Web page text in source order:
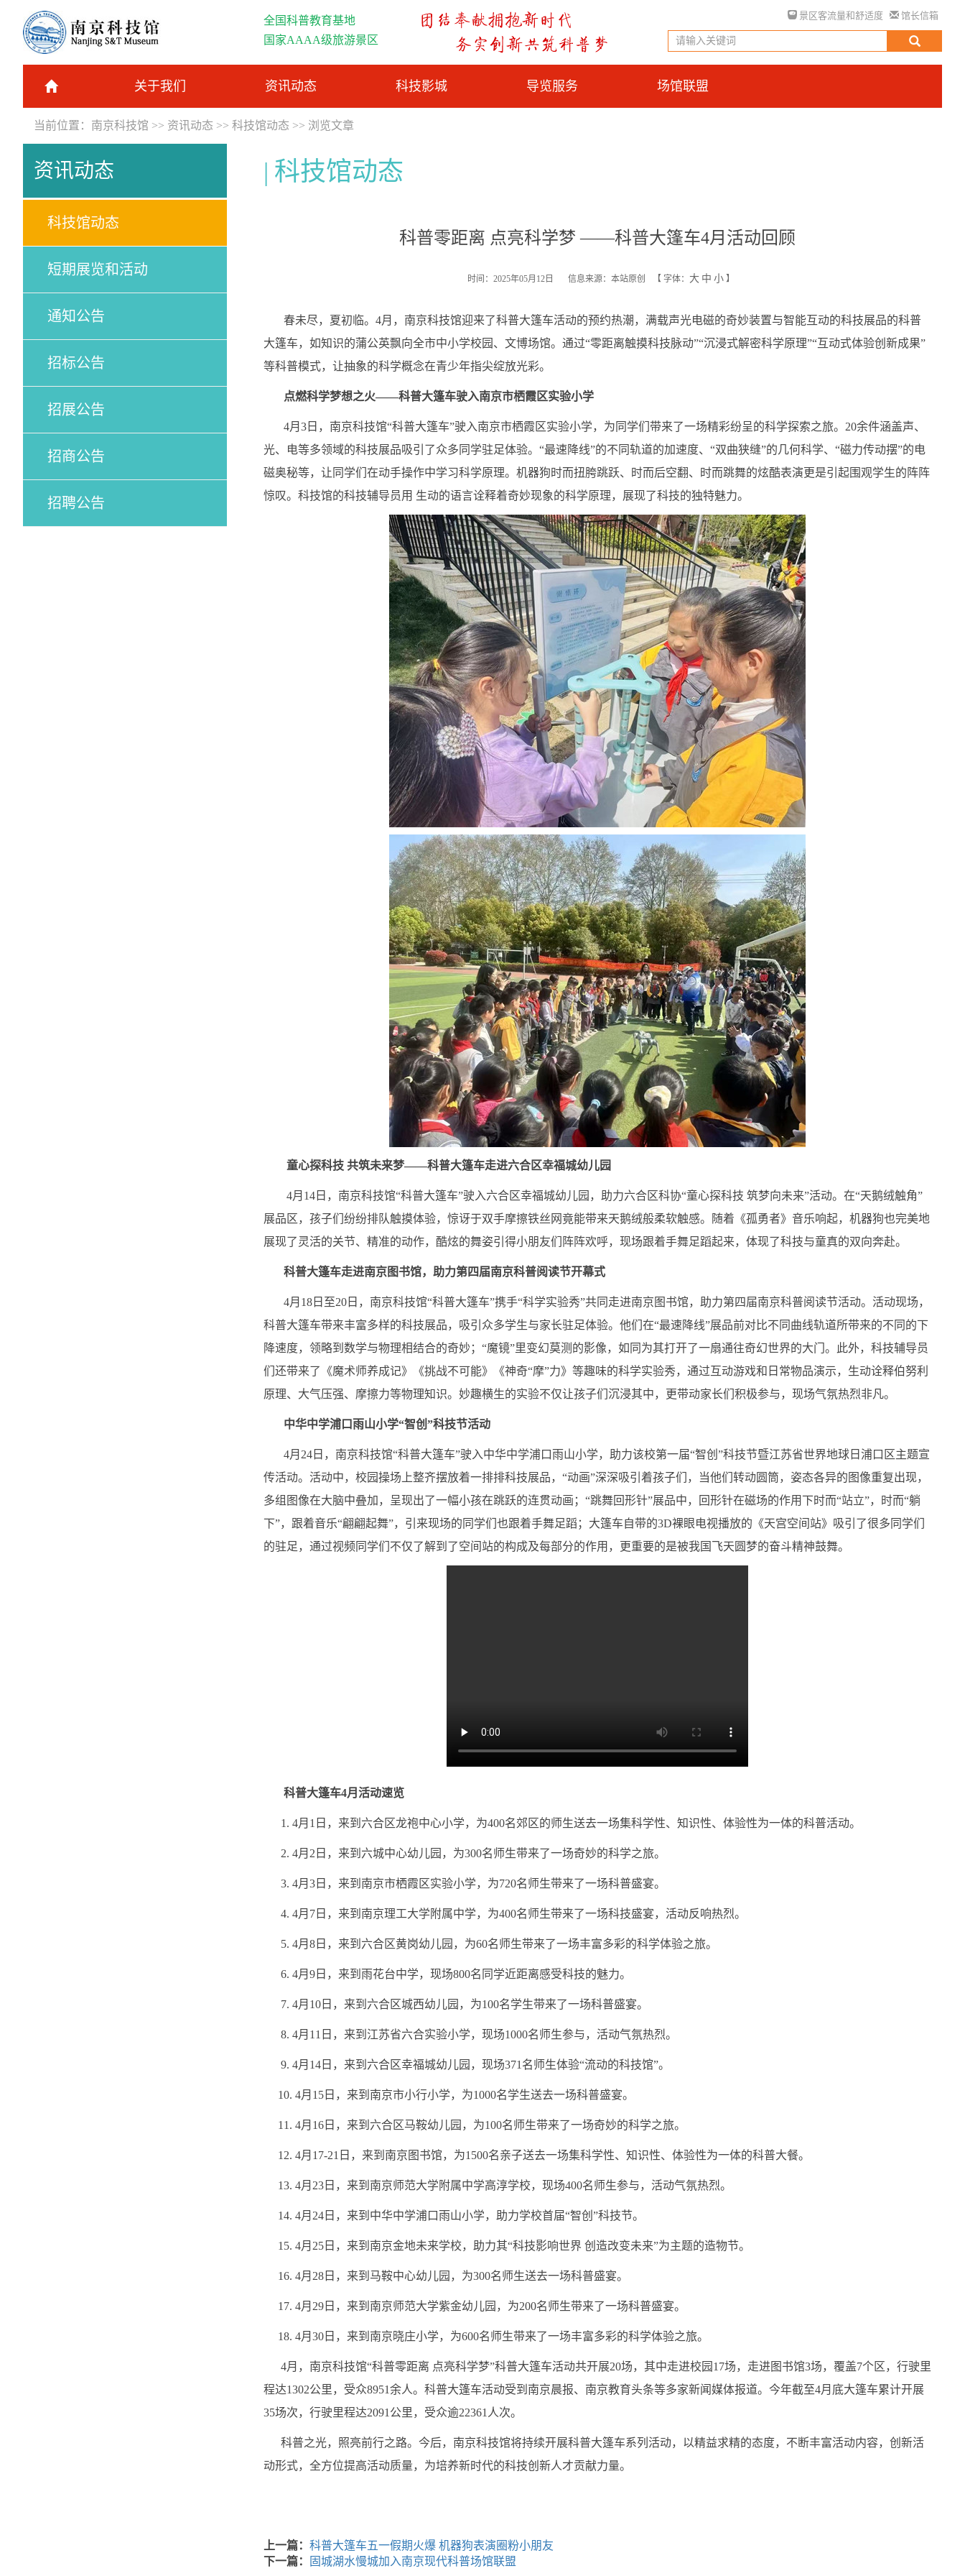
全国科普教育基地
国家AAAA级旅游景区
景区客流量和舒适度 馆长信箱
关于我们 资讯动态 科技影城 导览服务 场馆联盟
当前位置： 南京科技馆 >> 资讯动态 >> 科技馆动态 >> 浏览文章
资讯动态
科技馆动态
短期展览和活动
通知公告
招标公告
招展公告
招商公告
招聘公告
科技馆动态
科普零距离 点亮科学梦 ——科普大篷车4月活动回顾
时间：2025年05月12日 信息来源：本站原创 【 字体： 大 中 小 】
春未尽，夏初临。4月，南京科技馆迎来了科普大篷车活动的预约热潮，满载声光电磁的奇妙装置与智能互动的科技展品的科普
大篷车，如知识的蒲公英飘向全市中小学校园、文博场馆。通过“零距离触摸科技脉动”“沉浸式解密科学原理”“互动式体验创新成果”
等科普模式，让抽象的科学概念在青少年指尖绽放光彩。
点燃科学梦想之火——科普大篷车驶入南京市栖霞区实验小学
4月3日，南京科技馆“科普大篷车”驶入南京市栖霞区实验小学，为同学们带来了一场精彩纷呈的科学探索之旅。20余件涵盖声、
光、电等多领域的科技展品吸引了众多同学驻足体验。“最速降线”的不同轨道的加速度、“双曲狭缝”的几何科学、“磁力传动摆”的电
磁奥秘等，让同学们在动手操作中学习科学原理。机器狗时而扭胯跳跃、时而后空翻、时而跳舞的炫酷表演更是引起围观学生的阵阵
惊叹。科技馆的科技辅导员用 生动的语言诠释着奇妙现象的科学原理，展现了科技的独特魅力。
童心探科技 共筑未来梦——科普大篷车走进六合区幸福城幼儿园
4月14日，南京科技馆“科普大篷车”驶入六合区幸福城幼儿园，助力六合区科协“童心探科技 筑梦向未来”活动。在“天鹅绒触角”
展品区，孩子们纷纷排队触摸体验，惊讶于双手摩擦铁丝网竟能带来天鹅绒般柔软触感。随着《孤勇者》音乐响起，机器狗也完美地
展现了灵活的关节、精准的动作，酷炫的舞姿引得小朋友们阵阵欢呼，现场跟着手舞足蹈起来，体现了科技与童真的双向奔赴。
科普大篷车走进南京图书馆，助力第四届南京科普阅读节开幕式
4月18日至20日，南京科技馆“科普大篷车”携手“科学实验秀”共同走进南京图书馆，助力第四届南京科普阅读节活动。活动现场，
科普大篷车带来丰富多样的科技展品，吸引众多学生与家长驻足体验。他们在“最速降线”展品前对比不同曲线轨道所带来的不同的下
降速度，领略到数学与物理相结合的奇妙；“魔镜”里变幻莫测的影像，如同为其打开了一扇通往奇幻世界的大门。此外，科技辅导员
们还带来了《魔术师养成记》《挑战不可能》《神奇“摩”力》等趣味的科学实验秀，通过互动游戏和日常物品演示，生动诠释伯努利
原理、大气压强、摩擦力等物理知识。妙趣横生的实验不仅让孩子们沉浸其中，更带动家长们积极参与，现场气氛热烈非凡。
中华中学浦口雨山小学“智创”科技节活动
4月24日，南京科技馆“科普大篷车”驶入中华中学浦口雨山小学，助力该校第一届“智创”科技节暨江苏省世界地球日浦口区主题宣
传活动。活动中，校园操场上整齐摆放着一排排科技展品，“动画”深深吸引着孩子们，当他们转动圆筒，姿态各异的图像重复出现，
多组图像在大脑中叠加，呈现出了一幅小孩在跳跃的连贯动画；“跳舞回形针”展品中，回形针在磁场的作用下时而“站立”，时而“躺
下”，跟着音乐“翩翩起舞”，引来现场的同学们也跟着手舞足蹈；大篷车自带的3D裸眼电视播放的《天宫空间站》吸引了很多同学们
的驻足，通过视频同学们不仅了解到了空间站的构成及每部分的作用，更重要的是被我国飞天圆梦的奋斗精神鼓舞。
科普大篷车4月活动速览
1. 4月1日，来到六合区龙袍中心小学，为400名郊区的师生送去一场集科学性、知识性、体验性为一体的科普活动。
2. 4月2日，来到六城中心幼儿园，为300名师生带来了一场奇妙的科学之旅。
3. 4月3日，来到南京市栖霞区实验小学，为720名师生带来了一场科普盛宴。
4. 4月7日，来到南京理工大学附属中学，为400名师生带来了一场科技盛宴，活动反响热烈。
5. 4月8日，来到六合区黄岗幼儿园，为60名师生带来了一场丰富多彩的科学体验之旅。
6. 4月9日，来到雨花台中学，现场800名同学近距离感受科技的魅力。
7. 4月10日，来到六合区城西幼儿园，为100名学生带来了一场科普盛宴。
8. 4月11日，来到江苏省六合实验小学，现场1000名师生参与，活动气氛热烈。
9. 4月14日，来到六合区幸福城幼儿园，现场371名师生体验“流动的科技馆”。
10. 4月15日，来到南京市小行小学，为1000名学生送去一场科普盛宴。
11. 4月16日，来到六合区马鞍幼儿园，为100名师生带来了一场奇妙的科学之旅。
12. 4月17-21日，来到南京图书馆，为1500名亲子送去一场集科学性、知识性、体验性为一体的科普大餐。
13. 4月23日，来到南京师范大学附属中学高淳学校，现场400名师生参与，活动气氛热烈。
14. 4月24日，来到中华中学浦口雨山小学，助力学校首届“智创”科技节。
15. 4月25日，来到南京金地未来学校，助力其“科技影响世界 创造改变未来”为主题的造物节。
16. 4月28日，来到马鞍中心幼儿园，为300名师生送去一场科普盛宴。
17. 4月29日，来到南京师范大学紫金幼儿园，为200名师生带来了一场科普盛宴。
18. 4月30日，来到南京晓庄小学，为600名师生带来了一场丰富多彩的科学体验之旅。
4月，南京科技馆“科普零距离 点亮科学梦”科普大篷车活动共开展20场，其中走进校园17场，走进图书馆3场，覆盖7个区，行驶里
程达1302公里，受众8951余人。科普大篷车活动受到南京晨报、南京教育头条等多家新闻媒体报道。今年截至4月底大篷车累计开展
35场次，行驶里程达2091公里，受众逾22361人次。
科普之光，照亮前行之路。今后，南京科技馆将持续开展科普大篷车系列活动，以精益求精的态度，不断丰富活动内容，创新活
动形式，全方位提高活动质量，为培养新时代的科技创新人才贡献力量。
上一篇： 科普大篷车五一假期火爆 机器狗表演圈粉小朋友
下一篇：
固城湖水慢城加入南京现代科普场馆联盟